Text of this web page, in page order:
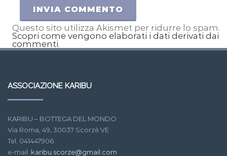
Questo sito utilizza Akismet per ridurre lo spam.
Scopri come vengono elaborati i dati derivati dai
commenti.
ASSOCIAZIONE KARIBU
KARIBU – BOTTEGA DEL MONDO
Via Roma, 49, 30037 Scorzè VE
Tel. 041447906
e-mail: karibu.scorze@gmail.com